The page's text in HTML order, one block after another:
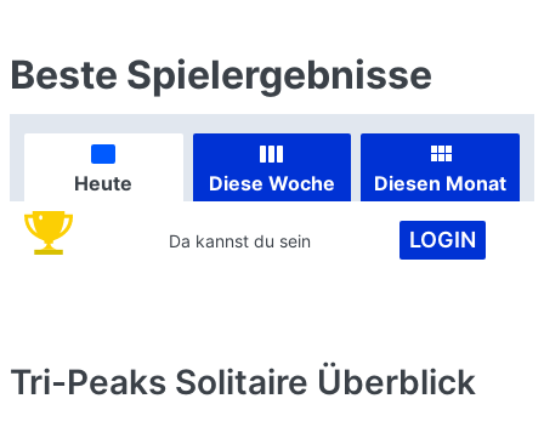
Beste Spielergebnisse
Heute Diese Woche Diesen Monat
Da kannst du sein LOGIN
Tri-Peaks Solitaire Überblick